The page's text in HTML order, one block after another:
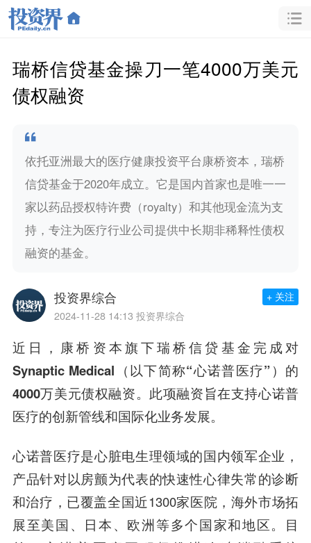
瑞桥信贷基金操刀一笔4000万美元
债权融资
依托亚洲最大的医疗健康投资平台康桥资本，瑞桥
信贷基金于2020年成立。它是国内首家也是唯一一
家以药品授权特许费（royalty）和其他现金流为支
持，专注为医疗行业公司提供中长期非稀释性债权
融资的基金。
投资界综合
2024-11-28 14:13 投资界综合
+ 关注
近日， 康桥资本旗下瑞桥信贷基金完成对
Synaptic Medical（以下简称“心诺普医疗”）的
4000万美元债权融资。 此项融资旨在支持心诺普
医疗的创新管线和国际化业务发展。
心诺普医疗是心脏电生理领域的国内领军企业，
产品针对以房颤为代表的快速性心律失常的诊断
和治疗，已覆盖全国近1300家医院，海外市场拓
展至美国、日本、欧洲等多个国家和地区。目